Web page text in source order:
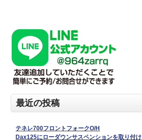
最近の投稿
テネレ700フロントフォークO/H
Dax125にローダウンサスペンションを取り付け